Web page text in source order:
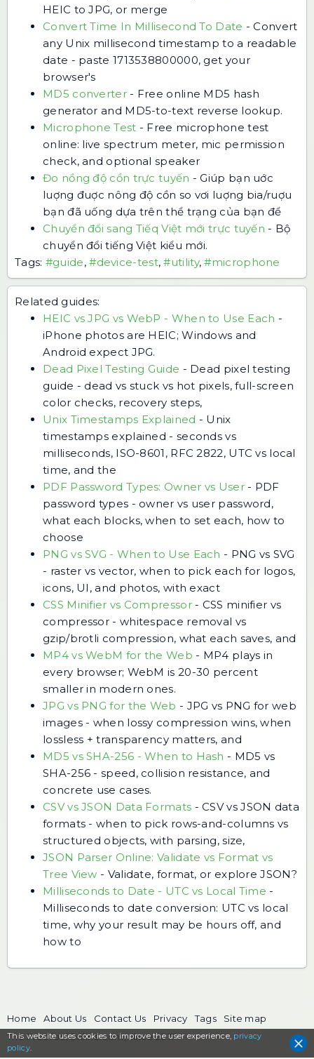
HEIC to JPG, or merge
Convert Time In Millisecond To Date -Convert
any Unix millisecond timestamp to a readable
date - paste 1713538800000, get your
browser's
MD5 converter- Free online MD5 hash
generator and MD5-to-text reverse lookup.
Microphone Test - Free microphone test
online: live spectrum meter, mic permission
check, and optional speaker
Đo nồng độ cồn trực tuyến -Giúp bạn uớc
luợng đuợc nông độ cồn so vơi luợng bia/ruợu
bạn đã uống dựa trên thể trạng của bạn để
Chuyển đổi sang Tiếq Việt mới trực tuyến - Bộ
chuyển đổi tiếng Việt kiểu mới.
Tags: #guide,#device-test,#utility,#microphone
Related guides:
HEIC vs JPG vs WebP - When to Use Each -
iPhone photos are HEIC; Windows and
Android expect JPG.
Dead Pixel Testing Guide - Dead pixel testing
guide - dead vs stuck vs hot pixels, full-screen
color checks, recovery steps,
Unix Timestamps Explained - Unix
timestamps explained - seconds vs
milliseconds, ISO-8601, RFC 2822, UTC vs local
time, and the
PDF Password Types: Owner vs User- PDF
password types - owner vs user password,
what each blocks, when to set each, how to
choose
PNG vs SVG - When to Use Each - PNG vs SVG
- raster vs vector, when to pick each for logos,
icons, UI, and photos, with exact
CSS Minifier vs Compressor- CSS minifier vs
compressor - whitespace removal vs
gzip/brotli compression, what each saves, and
MP4 vs WebM for the Web - MP4 plays in
every browser; WebM is 20-30 percent
smaller in modern ones.
JPG vs PNG for the Web - JPG vs PNG for web
images - when lossy compression wins, when
lossless + transparency matters, and
MD5 vs SHA-256 - When to Hash - MD5 vs
SHA-256 - speed, collision resistance, and
concrete use cases.
CSV vs JSON Data Formats -CSV vs JSON data
formats - when to pick rows-and-columns vs
structured objects, with parsing, size,
JSON Parser Online: Validate vs Format vs
Tree View - Validate, format, or explore JSON?
Milliseconds to Date - UTC vs Local Time -
Milliseconds to date conversion: UTC vs local
time, why your result may be hours off, and
how to
This website uses cookies toimprove the user experience, privacy
policy.
Home About Us Contact Us Privacy Tags
Site map
The FreeToolOnline.com, since 2017